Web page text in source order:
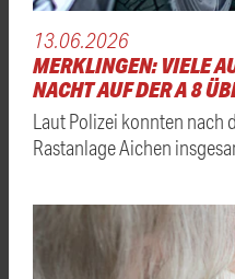
13.06.2026
MERKLINGEN: VIELE
NACHT AUF DER A 8
Laut Polizei konnten nach
Rastanlage Aichen